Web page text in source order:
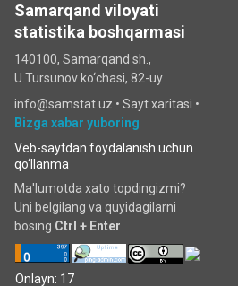
Samarqand viloyati
statistika boshqarmasi
140100, Samarqand sh.,
U.Tursunov ko‘chаsi, 82-uy
info@samstat.uz • Sayt xaritasi •
Bizga xabar yuboring
Veb-saytdan foydalanish uchun
qo‘llanma
Ma'lumotda xato topdingizmi?
Uni belgilang va quyidagilarni
bosing Ctrl + Enter
Onlayn: 17